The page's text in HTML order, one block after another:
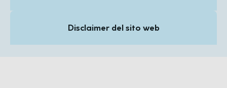
Disclaimer del sito web